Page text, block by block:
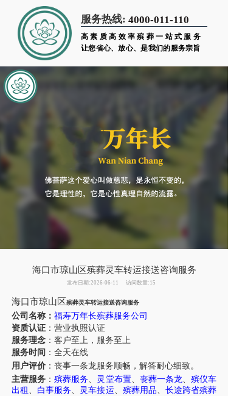
服务热线: 4000-011-110
高素质高效率殡葬一站式服务
让您省心、放心、是我们的服务宗旨
海口市琼山区殡葬灵车转运接送咨询服务
发布日期:2026-06-11 访问数量:15
海口市琼山区殡葬灵车转运接送咨询服务
公司名称： 福寿万年长殡葬服务公司
资质认证：营业执照认证
服务理念：客户至上，服务至上
服务时间 ：全天在线
用户评价：丧事一条龙服务顺畅，解答耐心细致。
主营服务 ：殡葬服务、 灵堂布置、 丧葬一条龙、殡仪车
出租 、 白事服务、 灵车接运、 殡葬用品、 长途跨省殡葬